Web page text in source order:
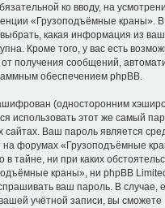
ко вводу, на
«Грузоподъёмные краны».
какая информация из
Кроме того, у вас есть
от получения сообщений,
обеспечением phpBB.
(односторонним
использовать этот же самый
сайтах. Ваш пароль является
на форумах «Грузоподъёмные
в тайне, ни при каких
краны», ни phpBB
ваш пароль. В случае,
учётной записи, вы сможете